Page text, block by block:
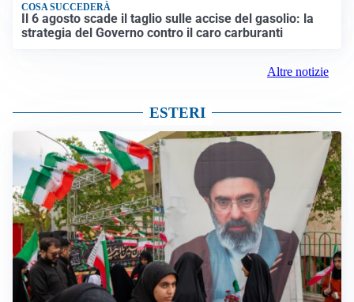
COSA SUCCEDERÀ
Il 6 agosto scade il taglio sulle accise del gasolio: la
strategia del Governo contro il caro carburanti
Altre notizie
ESTERI